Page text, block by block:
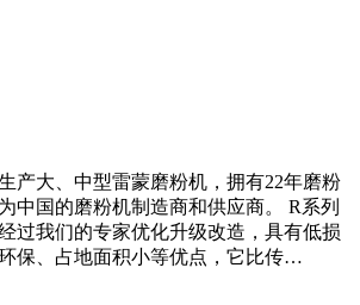
产大、中型雷蒙磨粉机，拥有22年磨粉
中国的磨粉机制造商和供应商。 R系列
过我们的专家优化升级改造，具有低损
保、占地面积小等优点，它比传…